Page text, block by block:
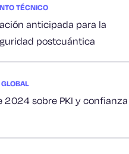
TÉCNICO
anticipada para la
postcuántica
2024 sobre PKI y confianza